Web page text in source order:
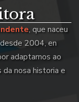
, que naceu
2004, en
adaptarnos ao
da nosa historia e